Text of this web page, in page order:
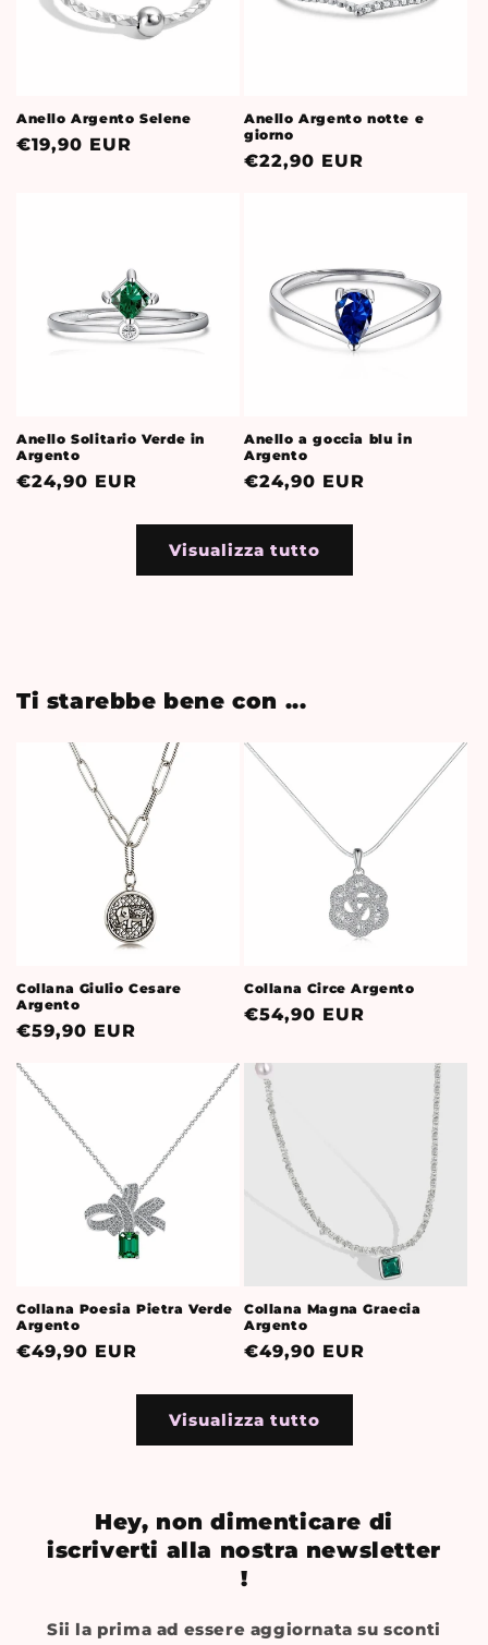
Anello Argento Selene
Prezzo
€19,90 EUR
Anello Argento notte e
giorno
Prezzo
€22,90 EUR
Anello Solitario Verde in
Argento
Prezzo
€24,90 EUR
Anello a goccia blu in
Argento
Prezzo
€24,90 EUR
Visualizza tutto
Ti starebbe bene con ...
Collana Giulio Cesare
Argento
Prezzo
listino
€59,90 EUR
Collana Circe Argento
Prezzo
listino
€54,90 EUR
Collana Poesia Pietra Verde
Argento
Prezzo
€49,90 EUR
Collana Magna Graecia
Argento
Prezzo
€49,90 EUR
Visualizza tutto
Hey, non dimenticare di
iscriverti alla nostra newsletter
!
Sii la prima ad essere aggiornata su sconti